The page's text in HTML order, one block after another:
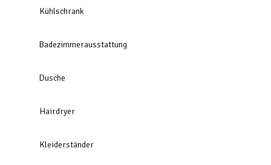
Kühlschrank
Badezimmerausstattung
Dusche
Hairdryer
Kleiderständer